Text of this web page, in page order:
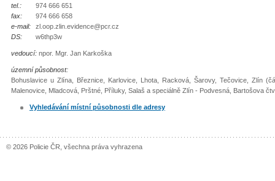
tel.:
974 666 651
fax:
974 666 658
e-mail:
zl.oop.zlin.evidence@pcr.cz
DS:
w6thp3w
vedoucí: npor. Mgr. Jan Karkoška
územní působnost:
Bohuslavice u Zlína, Březnice, Karlovice, Lhota, Racková, Šarovy, Tečovice, Zlín
Malenovice, Mladcová, Prštné, Příluky, Salaš a speciálně Zlín - Podvesná, Bartošova
Vyhledávání místní působnosti dle adresy
© 2026 Policie ČR, všechna práva vyhrazena